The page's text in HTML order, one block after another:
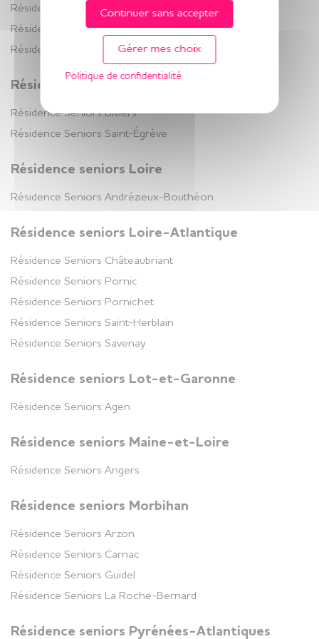
Résidence Seniors
Carnac
Morbihan (56)
Appartements disponibles
Saint-Égrève
Isère (38)
Côtes-d'Armor (22)
2 appartements
disponibles
3 appartements
Résidence Seniors
Résidence Seniors
Résidence SeniorsRennes La Bellangerais
Résidence SeniorsRennes La Mabilais
Résidence Seniors
Rennes La Poterie
Résidence seniors Isère
Résidence SeniorsBiviers
Résidence Seniors Saint-Égrève
Résidence seniors Loire
Résidence Seniors Andrézieux-Bouthéon
Résidence seniors Loire-Atlantique
Résidence Seniors Châteaubriant
Résidence Seniors Pornic
Résidence Seniors Pornichet
Résidence Seniors Saint-Herblain
Résidence Seniors Savenay
Résidence seniors Lot-et-Garonne
Résidence Seniors Agen
Résidence seniors Maine-et-Loire
Résidence Seniors Angers
Résidence seniors Morbihan
Résidence Seniors Arzon
Résidence Seniors Carnac
Résidence Seniors Guidel
Résidence Seniors La Roche-Bernard
Résidence seniors Pyrénées-Atlantiques
Continuer sans accepter
Gérer mes choix
Politique de confidentialité